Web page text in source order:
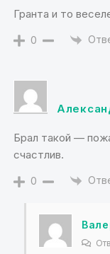
Гранта и то
0
Брал такой —
счастлив.
0